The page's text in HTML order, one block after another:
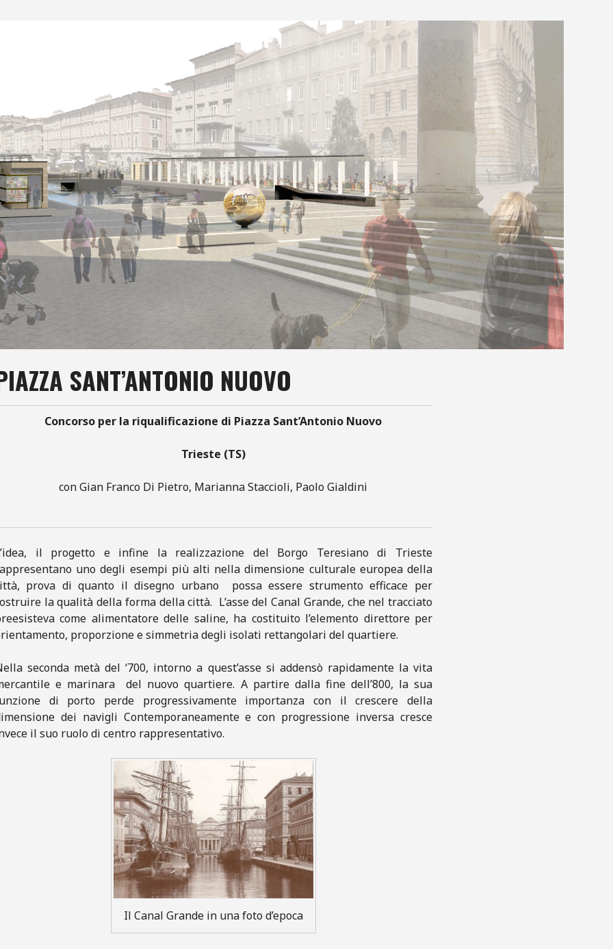
SANT’ANTONIO NUOVO
Concorso per la riqualificazione di Piazza Sant’Antonio Nuovo
Trieste (TS)
con Gian Franco Di Pietro, Marianna Staccioli, Paolo Gialdini
il progetto e infine la realizzazione del Borgo Teresiano di Trieste
uno degli esempi più alti nella dimensione culturale europea della
prova di quanto il disegno urbano possa essere strumento efficace per
la qualità della forma della città. L’asse del Canal Grande, che nel tracciato
come alimentatore delle saline, ha costituito l’elemento direttore per
proporzione e simmetria degli isolati rettangolari del quartiere.
seconda metà del ‘700, intorno a quest’asse si addensò rapidamente la vita
e marinara del nuovo quartiere. A partire dalla fine dell’800, la sua
di porto perde progressivamente importanza con il crescere della
dei navigli Contemporaneamente e con progressione inversa cresce
il suo ruolo di centro rappresentativo.
Il Canal Grande in una foto d’epoca